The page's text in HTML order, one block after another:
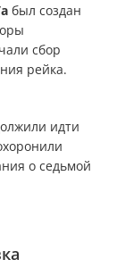
был создан
сбор
рейка.
идти
о седьмой